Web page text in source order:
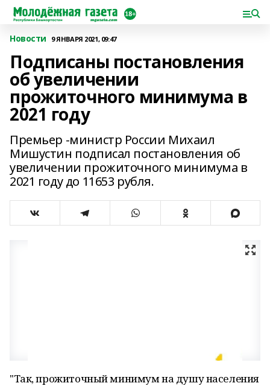
Новости 9 ЯНВАРЯ 2021, 09:47
Подписаны постановления
об увеличении
прожиточного минимума в
2021 году
Премьер -министр России Михаил
Мишустин подписал постановления об
увеличении прожиточного минимума в
2021 году до 11653 рубля.
"Так, прожиточный минимум на душу населения